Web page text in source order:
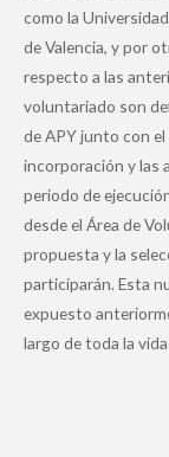
como la
de Valencia, y por
respecto a las
voluntariado son
de APY junto con
incorporación y las
periodo de
desde el Área de
propuesta y la
participarán. Esta
expuesto
largo de toda la